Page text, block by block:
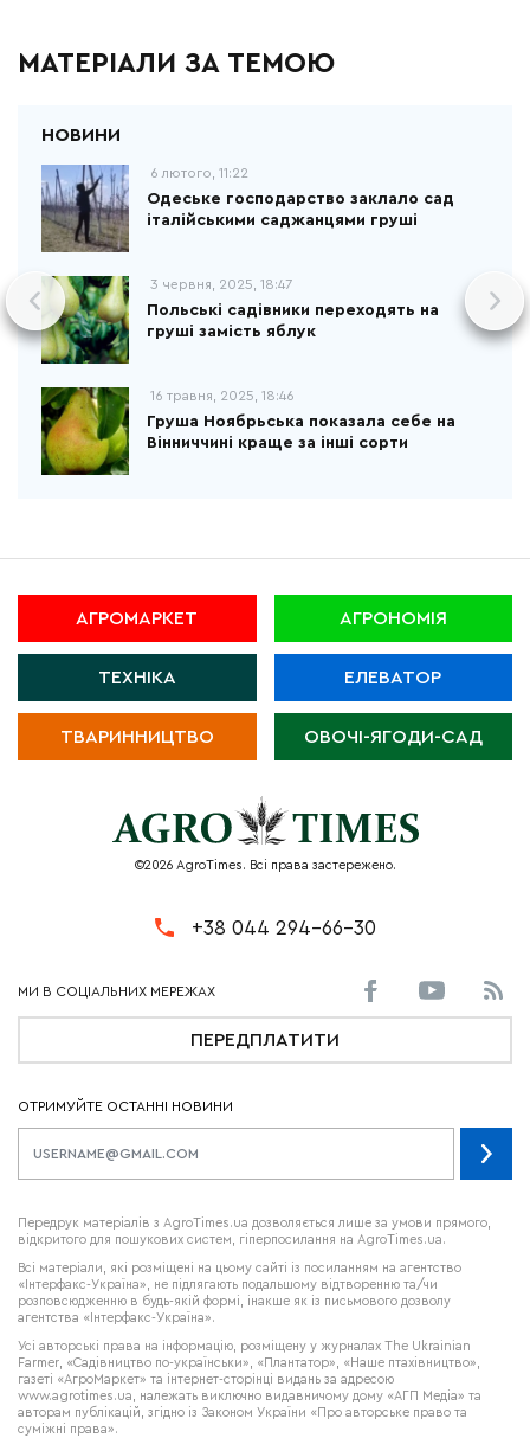
МАТЕРІАЛИ ЗА ТЕМОЮ
6 лютого, 11:22
Одеське господарство заклало сад
італійськими саджанцями груші
3 червня, 2025, 18:47
Польські садівники переходять на
груші замість яблук
16 травня, 2025, 18:46
Груша Ноябрьська показала себе на
Вінниччині краще за інші сорти
АГРОМАРКЕТ АГРОНОМІЯ
ТЕХНІКА ЕЛЕВАТОР
ТВАРИННИЦТВО ОВОЧІ-ЯГОДИ-САД
©2026 AgroTimes. Всі права застережено.
+38 044 294-66-30
ПЕРЕДПЛАТИТИ
ОТРИМУЙТЕ ОСТАННІ НОВИНИ
Передрук матеріалів з AgroTimes.ua дозволяється лише за умови прямого,
відкритого для пошукових систем, гіперпосилання на AgroTimes.ua.
Всі матеріали, які розміщені на цьому сайті із посиланням на агентство
«Інтерфакс-Україна», не підлягають подальшому відтворенню та/чи
розповсюдженню в будь-якій формі, інакше як із письмового дозволу
агентства «Інтерфакс-Україна».
Усі авторські права на інформацію, розміщену у журналах The Ukrainian
Farmer , «Садівництво по-українськи», «Плантатор», «Наше птахівництво»,
газеті «АгроМаркет» та інтернет-сторінці видань за адресою
www.agrotimes.ua,
належать виключно видавничому дому «АГП Медіа» та
авторам публікацій, згідно із Законом України «Про авторське право та
суміжні права».